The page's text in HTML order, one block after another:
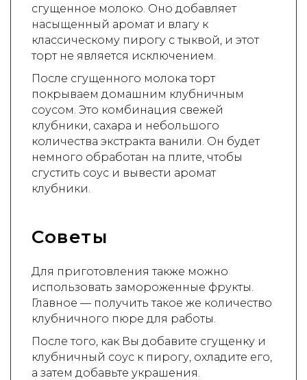
сгущенное молоко. Оно добавляет
насыщенный аромат и влагу к
классическому пирогу с тыквой, и этот
торт не является исключением.
После сгущенного молока торт
покрываем домашним клубничным
соусом. Это комбинация свежей
клубники, сахара и небольшого
количества экстракта ванили. Он будет
немного обработан на плите, чтобы
сгустить соус и вывести аромат
клубники.
Советы
Для приготовления также можно
использовать замороженные фрукты.
Главное — получить такое же количество
клубничного пюре для работы.
После того, как Вы добавите сгущенку и
клубничный соус к пирогу, охладите его,
а затем добавьте украшения.